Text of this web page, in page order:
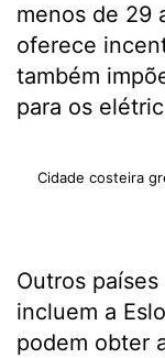
menos de 29
oferece
também
para os
Cidade costeira
Outros
incluem a
podem obter